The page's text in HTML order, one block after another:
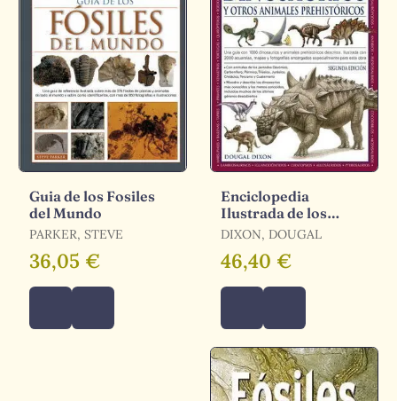
Guia de los Fosiles
del Mundo
PARKER, STEVE
36,05 €
Enciclopedia
Ilustrada de los
Dinosaurios y Otros
Animales
DIXON, DOUGAL
46,40 €